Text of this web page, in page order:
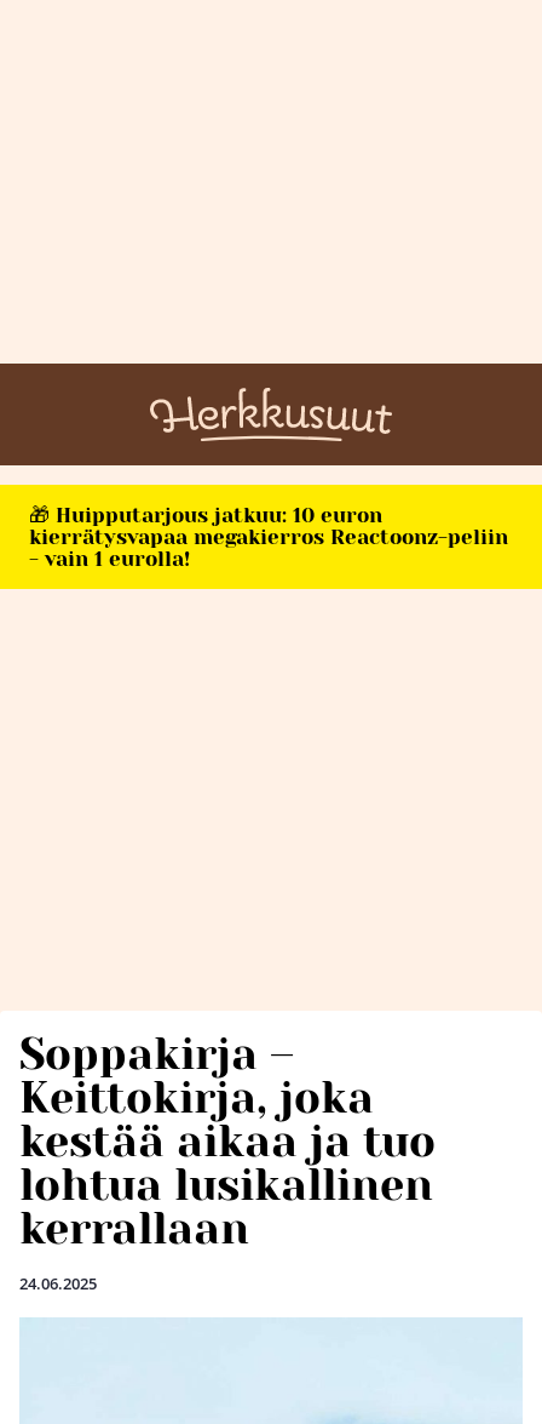
🎁 Huipputarjous jatkuu: 10 euron
kierrätysvapaa megakierros Reactoonz-peliin
- vain 1 eurolla!
Soppakirja –
Keittokirja, joka
kestää aikaa ja tuo
lohtua lusikallinen
kerrallaan
24.06.2025